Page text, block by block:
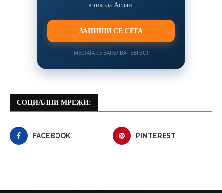
в школа Аслан.
ЗАПИШИ СЕ СЕГА
МЕСТАТА СЕ ЗАПЪЛВАТ БЪРЗО!
СОЦИАЛНИ МРЕЖИ:
FACEBOOK PINTEREST